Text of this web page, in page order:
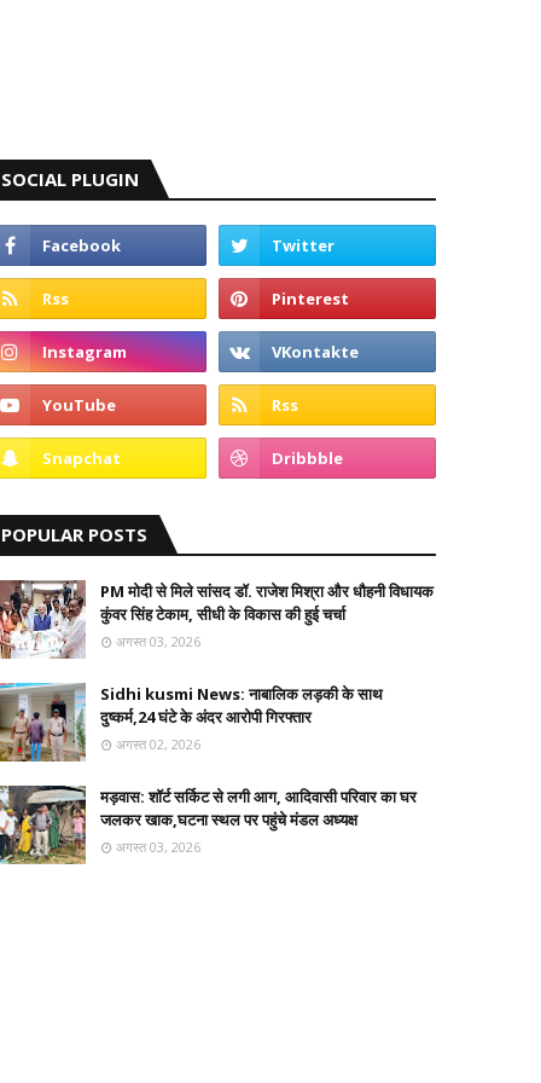
SOCIAL PLUGIN
POPULAR POSTS
PM मोदी से मिले सांसद डॉ. राजेश मिश्रा और धौहनी विधायक
कुंवर सिंह टेकाम, सीधी के विकास की हुई चर्चा
अगस्त 03, 2026
Sidhi kusmi News: नाबालिक लड़की के साथ
दुष्कर्म,24 घंटे के अंदर आरोपी गिरफ्तार
अगस्त 02, 2026
मड़वास: शॉर्ट सर्किट से लगी आग, आदिवासी परिवार का घर
जलकर खाक,घटना स्थल पर पहुंचे मंडल अध्यक्ष
अगस्त 03, 2026